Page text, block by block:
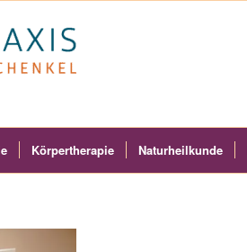
Körpertherapie Naturheilkunde